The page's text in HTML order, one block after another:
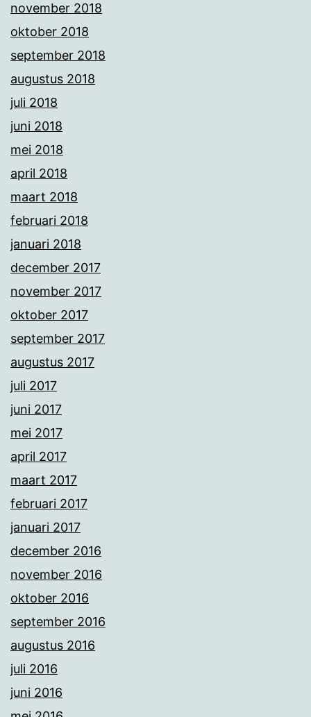
november 2018
oktober 2018
september 2018
augustus 2018
juli 2018
juni 2018
mei 2018
april 2018
maart 2018
februari 2018
januari 2018
december 2017
november 2017
oktober 2017
september 2017
augustus 2017
juli 2017
juni 2017
mei 2017
april 2017
maart 2017
februari 2017
januari 2017
december 2016
november 2016
oktober 2016
september 2016
augustus 2016
juli 2016
juni 2016